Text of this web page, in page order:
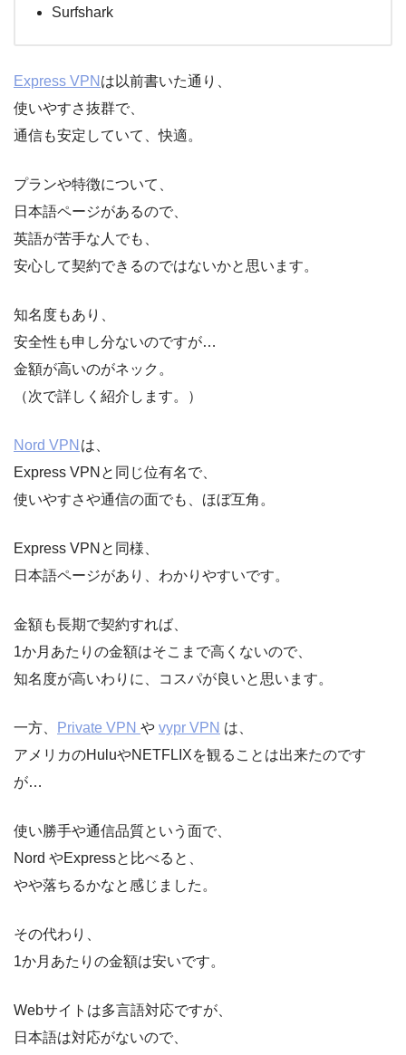
Surfshark
Express VPN は以前書いた通り、
使いやすさ抜群で、
通信も安定していて、快適。
プランや特徴について、
日本語ページがあるので、
英語が苦手な人でも、
安心して契約できるのではないかと思います。
知名度もあり、
安全性も申し分ないのですが…
金額が高いのがネック。
（次で詳しく紹介します。）
Nord VPN は、
Express VPNと同じ位有名で、
使いやすさや通信の面でも、ほぼ互角。
Express VPNと同様、
日本語ページがあり、わかりやすいです。
金額も長期で契約すれば、
1か月あたりの金額はそこまで高くないので、
知名度が高いわりに、コスパが良いと思います。
一方、 Private VPN や vypr VPN は、
アメリカのHuluやNETFLIXを観ることは出来たのです
が…
使い勝手や通信品質という面で、
Nord やExpressと比べると、
やや落ちるかなと感じました。
その代わり、
1か月あたりの金額は安いです。
Webサイトは多言語対応ですが、
日本語は対応がないので、